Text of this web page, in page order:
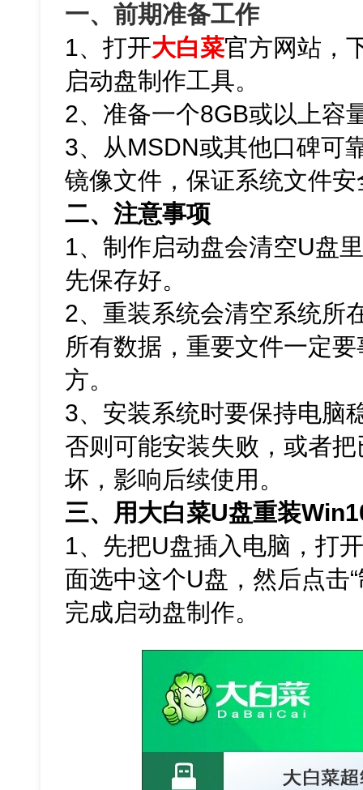
一、前期准备工作
1、打开大白菜官方网站，
启动盘制作工具。
2、准备一个8GB或以上容
3、从MSDN或其他口碑可
镜像文件，保证系统文件
二、注意事项
1、制作启动盘会清空U盘
先保存好。
2、重装系统会清空系统所
所有数据，重要文件一定
方。
3、安装系统时要保持电脑
否则可能安装失败，或者
坏，影响后续使用。
三、用大白菜U盘重装
1、先把U盘插入电脑，打
面选中这个U盘，然后点击
完成启动盘制作。